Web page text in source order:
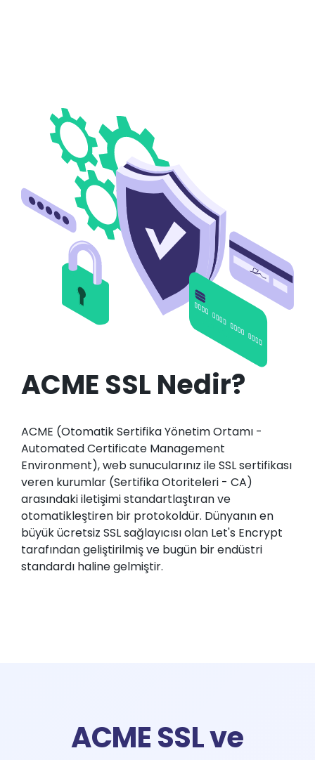
ACME SSL Nedir?
ACME (Otomatik Sertifika Yönetim Ortamı -
Automated Certificate Management
Environment), web sunucularınız ile SSL sertifikası
veren kurumlar (Sertifika Otoriteleri - CA)
arasındaki iletişimi standartlaştıran ve
otomatikleştiren bir protokoldür. Dünyanın en
büyük ücretsiz SSL sağlayıcısı olan Let's Encrypt
tarafından geliştirilmiş ve bugün bir endüstri
standardı haline gelmiştir.
ACME SSL ve